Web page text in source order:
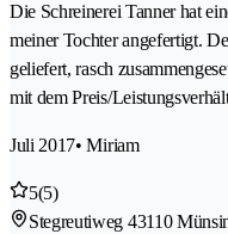
Die Schreinerei Tanner hat
meiner Tochter angefertigt.
geliefert, rasch
mit dem Preis/
Juli 2017• Miriam
5(5)
Stegreutiweg 43110